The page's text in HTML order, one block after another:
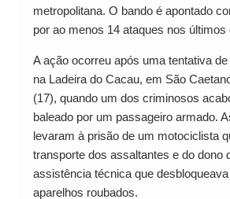
metropolitana. O bando é apontado
por ao menos 14 ataques nos
A ação ocorreu após uma tentativa
na Ladeira do Cacau, em São
(17), quando um dos criminosos
baleado por um passageiro armado.
levaram à prisão de um motociclista
transporte dos assaltantes e do dono
assistência técnica que
aparelhos roubados.